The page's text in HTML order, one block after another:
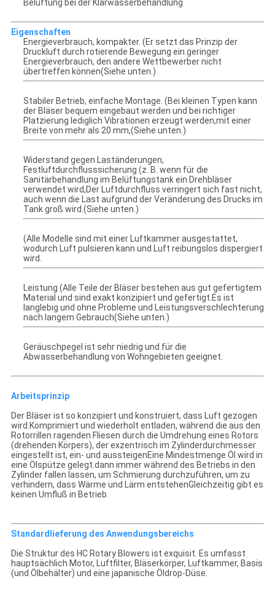
Belüftung bei der Klärwasserbehandlung
Eigenschaften
Energieverbrauch, kompakter. (Er setzt das Prinzip der
Druckluft durch rotierende Bewegung ein.geringer
Energieverbrauch, den andere Wettbewerber nicht
übertreffen können(Siehe unten.)
Stabiler Betrieb, einfache Montage. (Bei kleinen Typen kann
der Bläser bequem eingebaut werden und bei richtiger
Platzierung lediglich Vibrationen erzeugt werden,mit einer
Breite von mehr als 20 mm,(Siehe unten.)
Widerstand gegen Laständerungen,
Festluftdurchflusssicherung (z. B. wenn für die
Sanitärbehandlung im Belüftungstank ein Drehbläser
verwendet wird,Der Luftdurchfluss verringert sich fast nicht,
auch wenn die Last aufgrund der Veränderung des Drucks im
Tank groß wird.(Siehe unten.)
(Alle Modelle sind mit einer Luftkammer ausgestattet,
wodurch Luft pulsieren kann und Luft reibungslos dispergiert
wird.
Leistung (Alle Teile der Bläser bestehen aus gut gefertigtem
Material und sind exakt konzipiert und gefertigt.Es ist
langlebig und ohne Probleme und Leistungsverschlechterung
nach langem Gebrauch(Siehe unten.)
Geräuschpegel ist sehr niedrig und für die
Abwasserbehandlung von Wohngebieten geeignet.
Arbeitsprinzip
Der Bläser ist so konzipiert und konstruiert, dass Luft gezogen
wird.Komprimiert und wiederholt entladen, während die aus den
Rotorrillen ragenden Fliesen durch die Umdrehung eines Rotors
(drehenden Körpers), der exzentrisch im Zylinderdurchmesser
eingestellt ist, ein- und aussteigenEine Mindestmenge Öl wird in
eine Ölspütze gelegt.dann immer während des Betriebs in den
Zylinder fallen lassen, um Schmierung durchzuführen, um zu
verhindern, dass Wärme und Lärm entstehenGleichzeitig gibt es
keinen Umfluß in Betrieb.
Standardlieferung des Anwendungsbereichs
Die Struktur des HC Rotary Blowers ist exquisit. Es umfasst
hauptsächlich Motor, Luftfilter, Bläserkörper, Luftkammer, Basis
(und Ölbehälter) und eine japanische Öldrop-Düse.